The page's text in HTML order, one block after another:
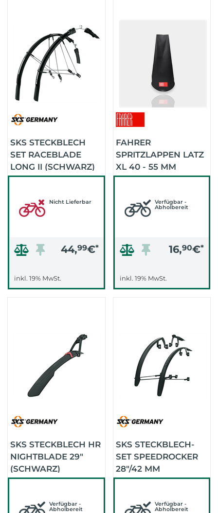
SKS STECKBLECH
SET RACEBLADE
LONG II (SCHWARZ)
Nicht Lieferbar
44,99€*
inkl. 19% MwSt.
FAHRER
SPRITZLAPPEN LATZ
XL 40 - 55 MM
(SCHWARZ)
Verfügbar -
Abholbereit
16,90€*
inkl. 19% MwSt.
SKS STECKBLECH HR
NIGHTBLADE 29"
(SCHWARZ)
Verfügbar -
Abholbereit
SKS STECKBLECH-
SET SPEEDROCKER
28"/42 MM
(SCHWARZ)
Verfügbar -
Abholbereit